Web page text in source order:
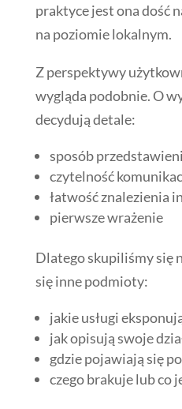
praktyce jest ona dość
na poziomie lokalnym.
Z perspektywy
wygląda podobnie. O
decydują detale:
sposób
czytelność
łatwość znalezienia
pierwsze wrażenie
Dlatego skupiliśmy się
się inne podmioty:
jakie usługi
jak opisują swoje
gdzie pojawiają się
czego brakuje lub co